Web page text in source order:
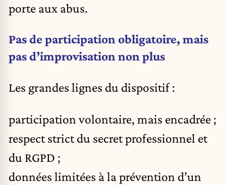
porte aux abus.
Pas de participation obligatoire, mais
pas d’improvisation non plus
Les grandes lignes du dispositif :
participation volontaire, mais encadrée ;
respect strict du secret professionnel et
du RGPD ;
données limitées à la prévention d’un